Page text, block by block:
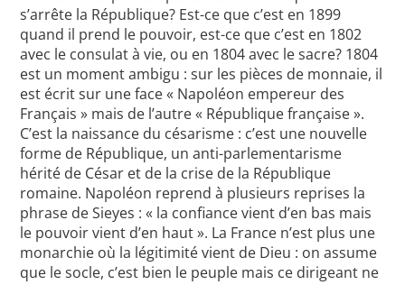
s’arrête la République? Est-ce que c’est en 1899
quand il prend le pouvoir, est-ce que c’est en 1802
avec le consulat à vie, ou en 1804 avec le sacre? 1804
est un moment ambigu : sur les pièces de monnaie, il
est écrit sur une face « Napoléon empereur des
Français » mais de l’autre « République française ».
C’est la naissance du césarisme : c’est une nouvelle
forme de République, un anti-parlementarisme
hérité de César et de la crise de la République
romaine. Napoléon reprend à plusieurs reprises la
phrase de Sieyes : « la confiance vient d’en bas mais
le pouvoir vient d’en haut ». La France n’est plus une
monarchie où la légitimité vient de Dieu : on assume
que le socle, c’est bien le peuple mais ce dirigeant ne